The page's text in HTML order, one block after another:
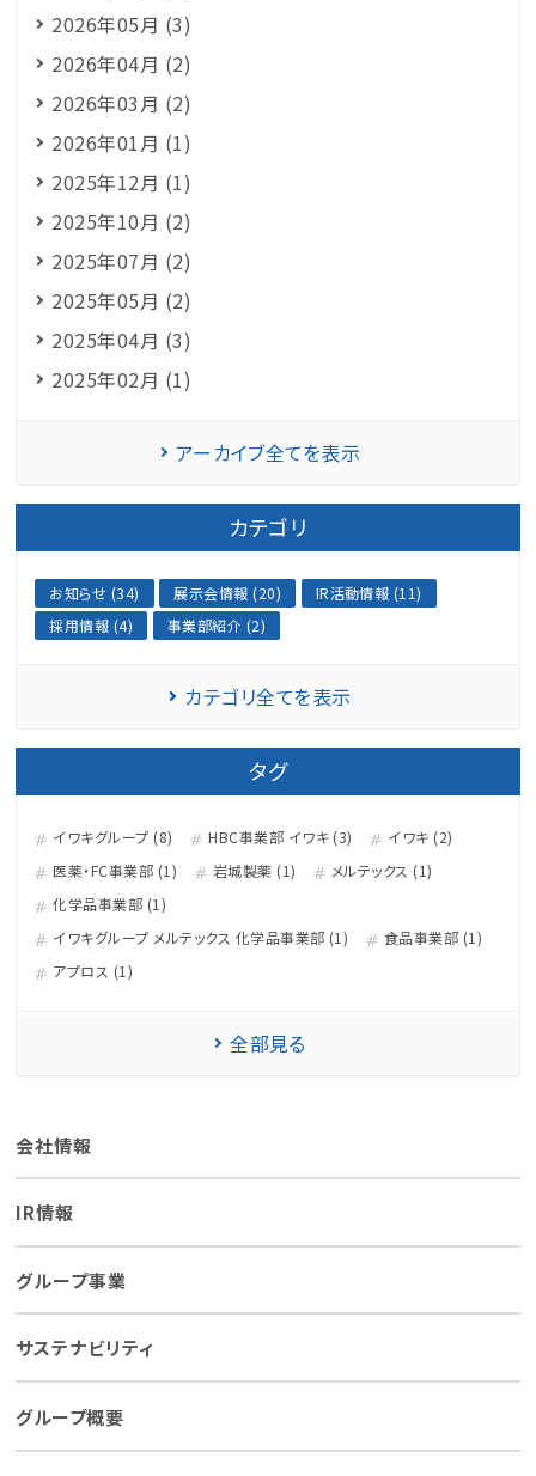
2026年05月 (3)
2026年04月 (2)
2026年03月 (2)
2026年01月 (1)
2025年12月 (1)
2025年10月 (2)
2025年07月 (2)
2025年05月 (2)
2025年04月 (3)
2025年02月 (1)
アーカイブ全てを表示
カテゴリ
お知らせ (34) 展示会情報 (20)
IR活動情報 (11)
採用情報 (4)
事業部紹介 (2)
カテゴリ全てを表示
タグ
イワキグループ (8) HBC事業部 イワキ (3)
イワキ (2)
医薬・FC事業部 (1)
岩城製薬 (1)
メルテックス (1)
化学品事業部 (1)
イワキグループ メルテックス 化学品事業部 (1)
食品事業部 (1)
アプロス (1)
全部見る
会社情報
IR情報
グループ事業
サステナビリティ
グループ概要